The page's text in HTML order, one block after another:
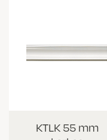
KTLK 55 mm